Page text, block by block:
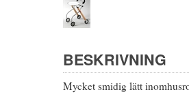
BESKRIVNING
Mycket smidig lätt